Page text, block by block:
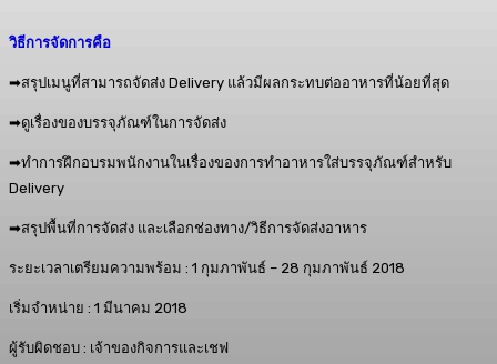
วิธีการจัดการคือ
➡สรุปเมนูที่สามารถจัดส่ง Delivery แล้วมีผลกระทบต่ออาหารที่น้อยที่สุด
➡ดูเรื่องของบรรจุภัณฑ์ในการจัดส่ง
➡ทำการฝึกอบรมพนักงานในเรื่องของการทำอาหารใส่บรรจุภัณฑ์สำหรับ
Delivery
➡สรุปพื้นที่การจัดส่ง และเลือกช่องทาง/วิธีการจัดส่งอาหาร
ระยะเวลาเตรียมความพร้อม : 1 กุมภาพันธ์ – 28 กุมภาพันธ์ 2018
เริ่มจำหน่าย : 1 มีนาคม 2018
ผู้รับผิดชอบ : เจ้าของกิจการและเชฟ